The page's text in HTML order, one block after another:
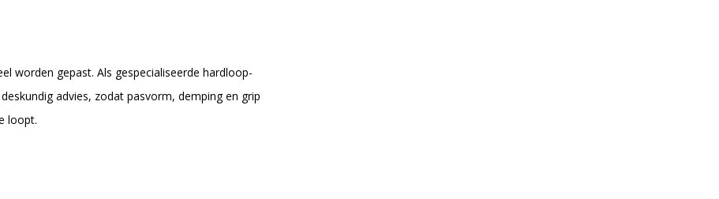
worden gepast. Als gespecialiseerde hardloop-
advies, zodat pasvorm, demping en grip
loopt.